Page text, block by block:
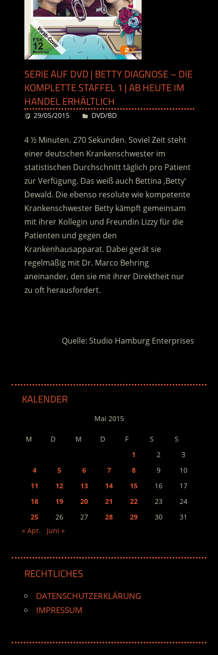
SERIE AUF DVD | BETTY DIAGNOSE – DIE
KOMPLETTE STAFFEL 1 | AB HEUTE IM
HANDEL ERHÄLTLICH
29/05/2015 Desiree
DVD/BD
4 ½ Minuten. 270 Sekunden. Soviel Zeit steht
einer deutschen Krankenschwester im
statistischen Durchschnitt täglich pro Patient
zur Verfügung. Das weiß auch Bettina ‚Betty‘
Dewald. Die ebenso resolute wie kompetente
Krankenschwester Betty kämpft gemeinsam
mit ihrer Kollegin und Freundin Lizzy für die
Patienten und gegen den
Krankenhausapparat. Dabei gerät sie
regelmäßig mit Dr. Marco Behring
aneinander, den sie mit ihrer Direktheit nur
zu oft herausfordert.
Quelle: Studio Hamburg Enterprises
KALENDER
Mai 2015
M D M D F S
S
1
2
3
4
5 6 7 8 9
10
11
12 13 14 15 16
17
18
19 20 21 22 23
24
25
26 27 28 29 30
31
« Apr.
Juni »
RECHTLICHES
DATENSCHUTZERKLÄRUNG
IMPRESSUM